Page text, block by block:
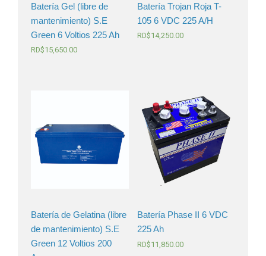
Batería Gel (libre de
mantenimiento) S.E
Green 6 Voltios 225 Ah
RD$15,650.00
Batería Trojan Roja T-
105 6 VDC 225 A/H
RD$14,250.00
Batería de Gelatina (libre
de mantenimiento) S.E
Green 12 Voltios 200
Batería Phase II 6 VDC
225 Ah
RD$11,850.00